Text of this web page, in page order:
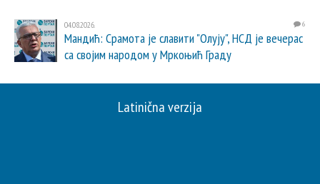
04.08.2026. 6
Мандић: Срамота је славити "Олују", НСД је вечерас
са својим народом у Мркоњић Граду
Latinična verzija